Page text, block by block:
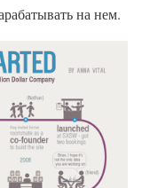
на нем.